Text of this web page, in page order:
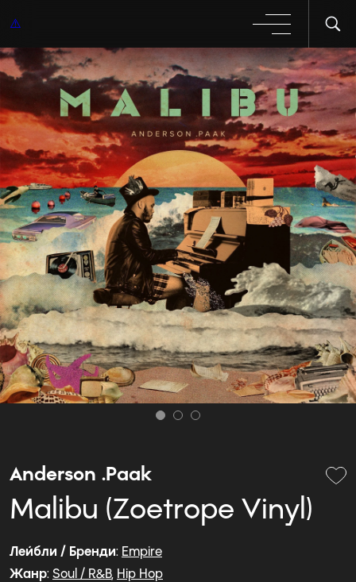
Anderson .Paak
Malibu (Zoetrope Vinyl)
Лейбли / Бренди: Empire
Жанр: Soul / R&B, Hip Hop